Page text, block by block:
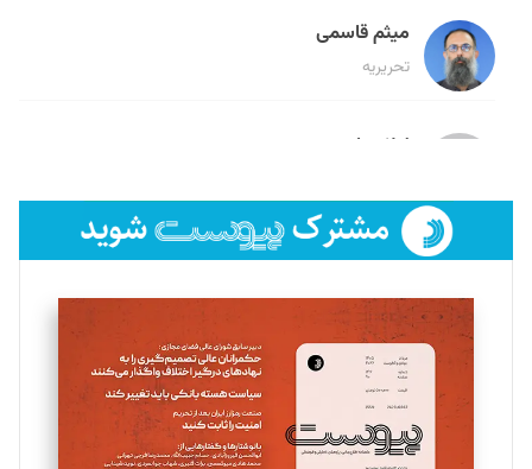
میثم قاسمی
تحریریه
لیلا حنارود
فائزه فتحی رستمی
تحریریه
سروش کرمیان
تحریریه